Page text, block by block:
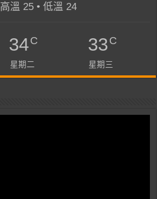
高溫 25 • 低溫 24
34C
星期二
33C
星期三